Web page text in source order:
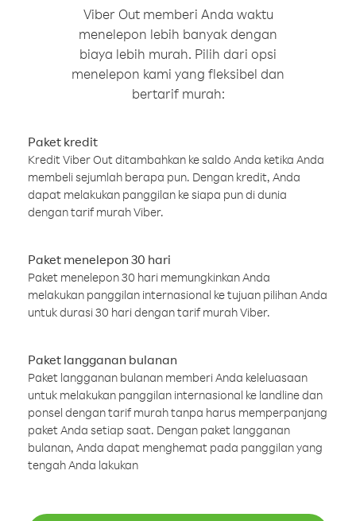
Viber Out memberi Anda waktu
menelepon lebih banyak dengan
biaya lebih murah. Pilih dari opsi
menelepon kami yang fleksibel dan
bertarif murah:
Paket kredit
Kredit Viber Out ditambahkan ke saldo Anda ketika Anda
membeli sejumlah berapa pun. Dengan kredit, Anda
dapat melakukan panggilan ke siapa pun di dunia
dengan tarif murah Viber.
Paket menelepon 30 hari
Paket menelepon 30 hari memungkinkan Anda
melakukan panggilan internasional ke tujuan pilihan Anda
untuk durasi 30 hari dengan tarif murah Viber.
Paket langganan bulanan
Paket langganan bulanan memberi Anda keleluasaan
untuk melakukan panggilan internasional ke landline dan
ponsel dengan tarif murah tanpa harus memperpanjang
paket Anda setiap saat. Dengan paket langganan
bulanan, Anda dapat menghemat pada panggilan yang
tengah Anda lakukan